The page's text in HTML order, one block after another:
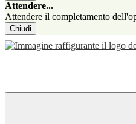
Attendere...
Attendere il completamento
Chiudi